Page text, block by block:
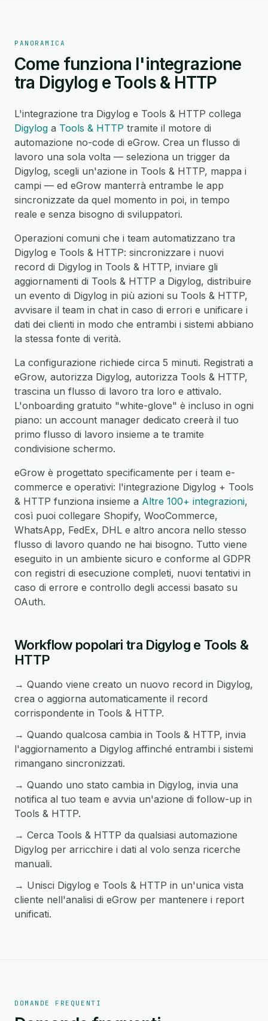
PANORAMICA
Come funziona l'integrazione
tra Digylog e Tools & HTTP
L'integrazione tra Digylog e Tools & HTTP collega
Digylog a Tools & HTTP tramite il motore di
automazione no-code di eGrow. Crea un flusso di
lavoro una sola volta — seleziona un trigger da
Digylog, scegli un'azione in Tools & HTTP, mappa i
campi — ed eGrow manterrà entrambe le app
sincronizzate da quel momento in poi, in tempo
reale e senza bisogno di sviluppatori.
Operazioni comuni che i team automatizzano tra
Digylog e Tools & HTTP: sincronizzare i nuovi
record di Digylog in Tools & HTTP, inviare gli
aggiornamenti di Tools & HTTP a Digylog, distribuire
un evento di Digylog in più azioni su Tools & HTTP,
avvisare il team in chat in caso di errori e unificare i
dati dei clienti in modo che entrambi i sistemi abbiano
la stessa fonte di verità.
La configurazione richiede circa 5 minuti. Registrati a
eGrow, autorizza Digylog, autorizza Tools & HTTP,
trascina un flusso di lavoro tra loro e attivalo.
L'onboarding gratuito "white-glove" è incluso in ogni
piano: un account manager dedicato creerà il tuo
primo flusso di lavoro insieme a te tramite
condivisione schermo.
eGrow è progettato specificamente per i team e-
commerce e operativi: l'integrazione Digylog + Tools
& HTTP funziona insieme a Altre 100+ integrazioni,
così puoi collegare Shopify, WooCommerce,
WhatsApp, FedEx, DHL e altro ancora nello stesso
flusso di lavoro quando ne hai bisogno. Tutto viene
eseguito in un ambiente sicuro e conforme al GDPR
con registri di esecuzione completi, nuovi tentativi in
caso di errore e controllo degli accessi basato su
OAuth.
Workflow popolari tra Digylog e Tools &
HTTP
→ Quando viene creato un nuovo record in Digylog,
crea o aggiorna automaticamente il record
corrispondente in Tools & HTTP.
→ Quando qualcosa cambia in Tools & HTTP, invia
l'aggiornamento a Digylog affinché entrambi i sistemi
rimangano sincronizzati.
→ Quando uno stato cambia in Digylog, invia una
notifica al tuo team e avvia un'azione di follow-up in
Tools & HTTP.
→ Cerca Tools & HTTP da qualsiasi automazione
Digylog per arricchire i dati al volo senza ricerche
manuali.
→ Unisci Digylog e Tools & HTTP in un'unica vista
cliente nell'analisi di eGrow per mantenere i report
unificati.
DOMANDE FREQUENTI